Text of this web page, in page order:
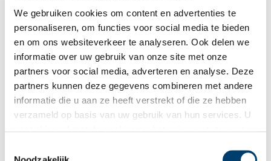
We gebruiken cookies om content en advertenties te
personaliseren, om functies voor social media te bieden
en om ons websiteverkeer te analyseren. Ook delen we
informatie over uw gebruik van onze site met onze
partners voor social media, adverteren en analyse. Deze
partners kunnen deze gegevens combineren met andere
informatie die u aan ze heeft verstrekt of die ze hebben
verzameld op basis van uw gebruik van hun services. U
Bevrijdingstreinen dreigen voorgoed verloren te gaan
Erfgoedorganisatie Heemschut vraagt dringend aandacht voor
bijzonder spoorwegmaterieel uit de Tweede Wereldoorlog. De
zich momenteel in onzekerheid. Sinds de sluiting van het